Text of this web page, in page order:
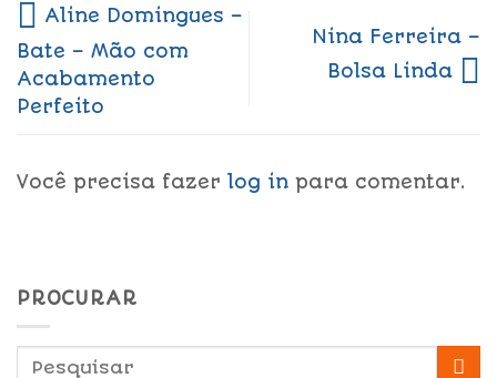
Aline Domingues –
Bate – Mão com
Acabamento
Perfeito
Nina Ferreira –
Bolsa Linda
Você precisa fazer log in para comentar.
PROCURAR